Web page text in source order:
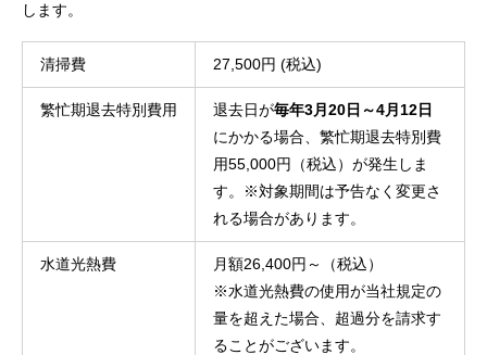
します。
清掃費 27,500円 (税込)
繁忙期退去特別費用 退去日が毎年3月20日～4月12日
にかかる場合、繁忙期退去特別費
用55,000円（税込）が発生しま
す。※対象期間は予告なく変更さ
れる場合があります。
水道光熱費
月額26,400円～（税込）
※水道光熱費の使用が当社規定の
量を超えた場合、超過分を請求す
ることがございます。